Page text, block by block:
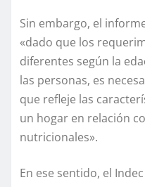
Sin embargo, el
«dado que los
diferentes según la
las personas, es
que refleje las
un hogar en relación
nutricionales».
En ese sentido, el